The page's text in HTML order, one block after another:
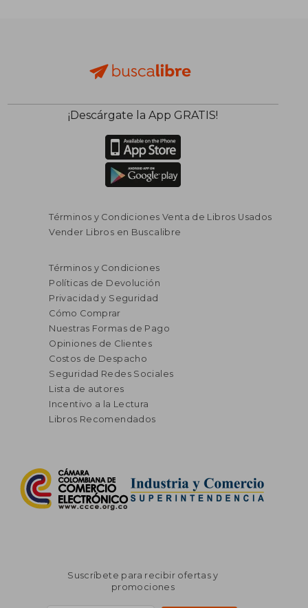
dcto. $ 58.182
¡Descárgate la App GRATIS!
Términos y Condiciones Venta de Libros Usados
Vender Libros en Buscalibre
Términos y Condiciones
Políticas de Devolución
Privacidad y Seguridad
Cómo Comprar
Nuestras Formas de Pago
Opiniones de Clientes
Costos de Despacho
Seguridad Redes Sociales
Lista de autores
Incentivo a la Lectura
Libros Recomendados
Suscríbete para recibir ofertas y
promociones